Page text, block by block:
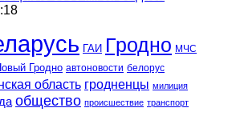
ГАИ Гродно МЧС
Гродно автоновости белорус
область гродненцы милиция
общество происшествие транспорт